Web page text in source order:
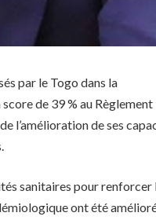
par le Togo dans la
de 39 % au Règlement
l’amélioration de ses
sanitaires pour renforcer
ont été